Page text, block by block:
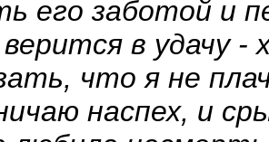
его заботой и
верится в удачу
что я не
наспех, и